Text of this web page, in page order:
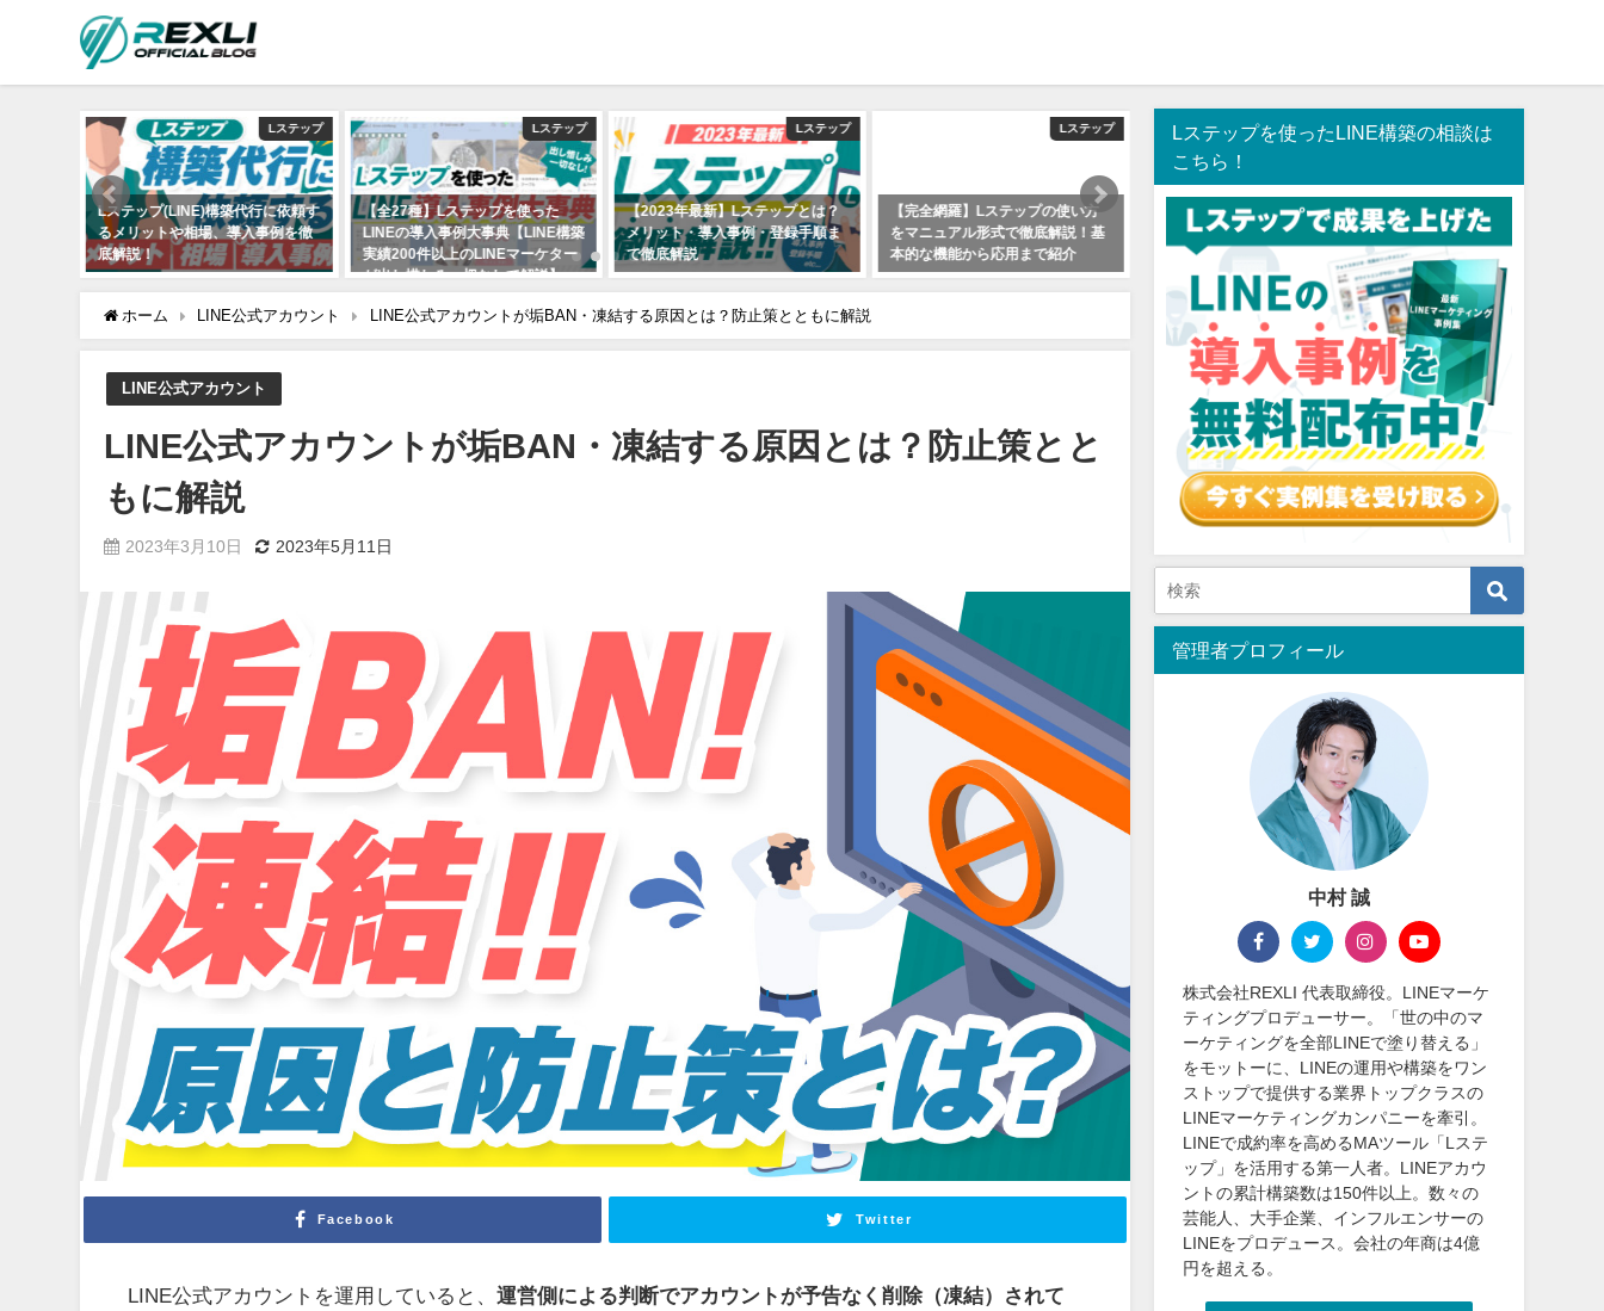
Lステップ
Lステップ(LINE)構築代行に依頼す
るメリットや相場、導入事例を徹
底解説！
Lステップ
【全27種】Lステップを使った
LINEの導入事例大事典【LINE構築
実績200件以上のLINEマーケター
が出し惜しみ一切なしで解説】
Lステップ
【2023年最新】Lステップとは？
メリット・導入事例・登録手順ま
で徹底解説
Lステップ
【完全網羅】Lステップの使い方
をマニュアル形式で徹底解説！基
本的な機能から応用まで紹介
Lステップ
Lステップ(LINE)構築代行に依頼す
るメリットや相場、導入事例を徹
底解説！
【全27種】Lステップを使っ
LINEの導入事例大事典【
が出し惜しみ一切なしで解
2021年6月27日
ホーム LINE公式アカウント LINE公式アカウントが垢BAN・凍結する原因とは？防止策とともに解説
LINE公式アカウント
LINE公式アカウントが垢BAN・凍結する原因とは？防止策とと
もに解説
2023年3月10日 2023年5月11日
Facebook Twitter
LINE公式アカウントを運用していると、運営側による判断でアカウントが予告なく削除（凍結）されて
Lステップを使ったLINE構築の相談は
こちら！
管理者プロフィール
中村 誠
株式会社REXLI 代表取締役。LINEマーケ
ティングプロデューサー。「世の中のマ
ーケティングを全部LINEで塗り替える」
をモットーに、LINEの運用や構築をワン
ストップで提供する業界トップクラスの
LINEマーケティングカンパニーを牽引。
LINEで成約率を高めるMAツール「Lステ
ップ」を活用する第一人者。LINEアカウ
ントの累計構築数は150件以上。数々の
芸能人、大手企業、インフルエンサーの
LINEをプロデュース。会社の年商は4億
円を超える。